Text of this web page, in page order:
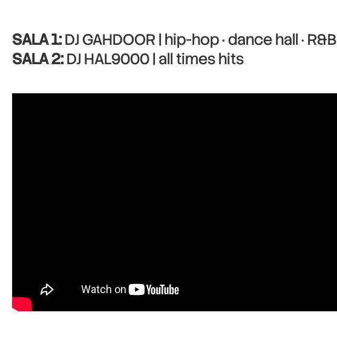
SALA 1:DJ GAHDOOR | hip-hop · dance hall · R&B
SALA 2:DJ HAL9000 | all times hits